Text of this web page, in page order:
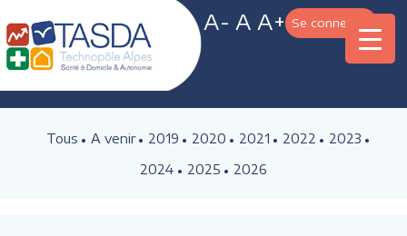
A- A A+ Se connecter
Tous A venir 2019 2020 2021 2022
2023
2024
2025 2026